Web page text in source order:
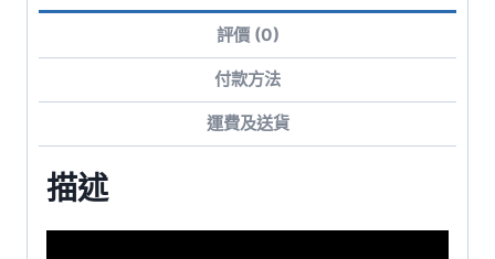
量
評價 (0)
付款方法
運費及送貨
描述